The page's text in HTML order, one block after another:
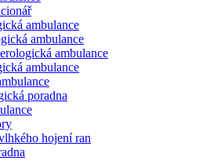
ambulance
ambulance
ambulance
ambulance
poradna
hojení ran